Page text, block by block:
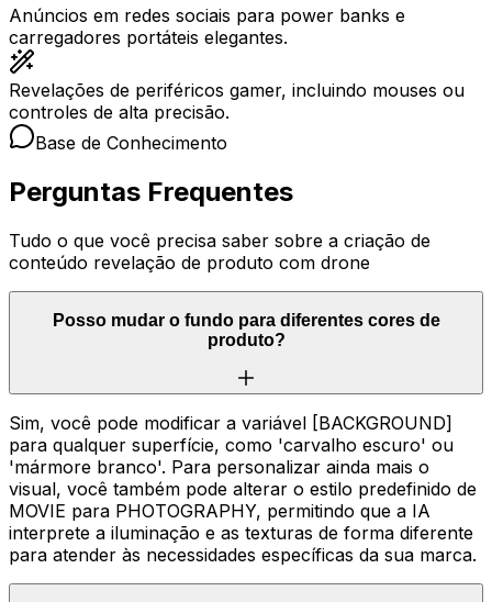
Anúncios em redes sociais para power banks e
carregadores portáteis elegantes.
Revelações de periféricos gamer, incluindo mouses ou
controles de alta precisão.
Base de Conhecimento
Perguntas Frequentes
Tudo o que você precisa saber sobre a criação de
conteúdo revelação de produto com drone
Posso mudar o fundo para diferentes cores de
produto?
Sim, você pode modificar a variável [BACKGROUND]
para qualquer superfície, como 'carvalho escuro' ou
'mármore branco'. Para personalizar ainda mais o
visual, você também pode alterar o estilo predefinido de
MOVIE para PHOTOGRAPHY, permitindo que a IA
interprete a iluminação e as texturas de forma diferente
para atender às necessidades específicas da sua marca.